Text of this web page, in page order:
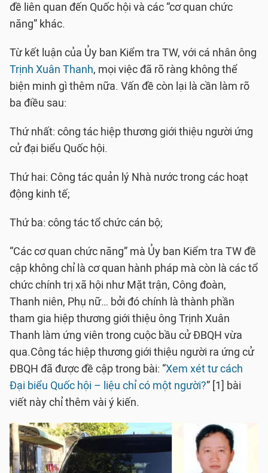
đề liên quan đến Quốc hội và các “cơ quan chức
năng” khác.
Từ kết luận của Ủy ban Kiểm tra TW, với cá nhân ông
Trịnh Xuân Thanh, mọi việc đã rõ ràng không thể
biện minh gì thêm nữa. Vấn đề còn lại là cần làm rõ
ba điều sau:
Thứ nhất: công tác hiệp thương giới thiệu người ứng
cử đại biểu Quốc hội.
Thứ hai: Công tác quản lý Nhà nước trong các hoạt
động kinh tế;
Thứ ba: công tác tổ chức cán bộ;
“Các cơ quan chức năng” mà Ủy ban Kiểm tra TW đề
cập không chỉ là cơ quan hành pháp mà còn là các tổ
chức chính trị xã hội như Mặt trận, Công đoàn,
Thanh niên, Phụ nữ… bởi đó chính là thành phần
tham gia hiệp thương giới thiệu ông Trịnh Xuân
Thanh làm ứng viên trong cuộc bầu cử ĐBQH vừa
qua.Công tác hiệp thương giới thiệu người ra ứng cử
ĐBQH đã được đề cập trong bài: “Xem xét tư cách
Đại biểu Quốc hội – liệu chỉ có một người?” [1] bài
viết này chỉ thêm vài ý kiến.